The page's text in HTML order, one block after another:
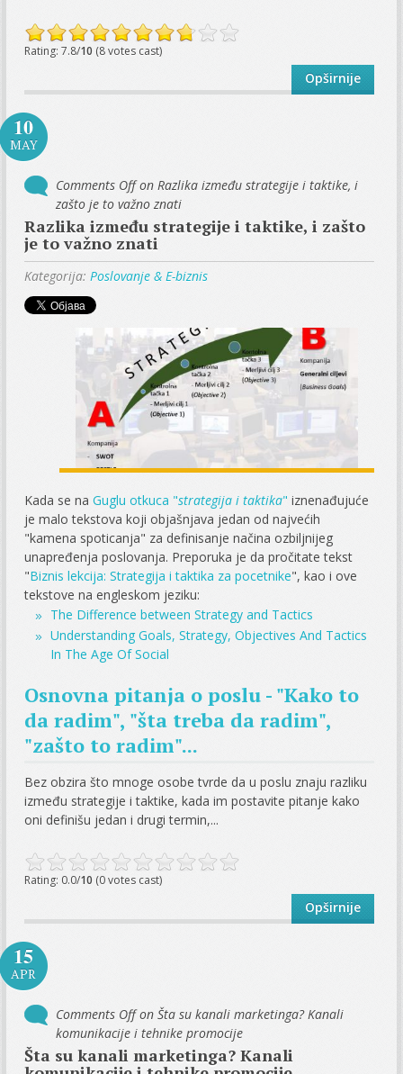
Rating: 7.8/10 (8 votes cast)
Opširnije
10
MAY
Comments Offon Razlika između strategije i taktike, i
zašto je to važno znati
Razlika između strategije i taktike, i zašto
je to važno znati
Kategorija:Poslovanje & E-biznis
Kada se naGuglu otkuca "strategija i taktika" iznenađujuće
je malo tekstova koji objašnjava jedan od najvećih
"kamena spoticanja" za definisanje načina ozbiljnijeg
unapređenja poslovanja. Preporuka je da pročitate tekst
"Biznis lekcija: Strategija i taktika za pocetnike", kao i ove
tekstove na engleskom jeziku:
The Difference between Strategy and Tactics
Understanding Goals, Strategy, Objectives And Tactics
In The Age Of Social
Osnovna pitanja o poslu - "Kako to
da radim", "šta treba da radim",
"zašto to radim"...
Bez obzira što mnoge osobe tvrde da u poslu znaju razliku
između strategije i taktike, kada im postavite pitanje kako
oni definišu jedan i drugi termin,...
Rating: 0.0/10 (0 votes cast)
Opširnije
15
APR
Comments Offon Šta su kanali marketinga? Kanali
komunikacije i tehnike promocije
Šta su kanali marketinga? Kanali